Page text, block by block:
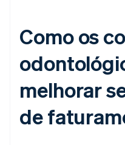
Como os
melhorar
de